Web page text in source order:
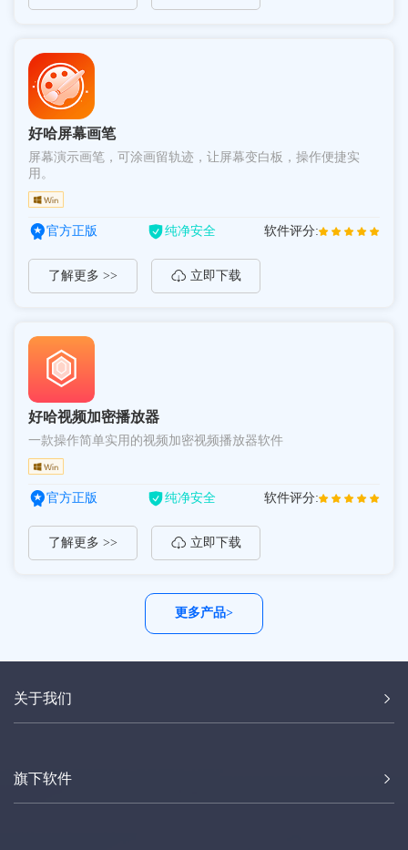
好哈屏幕画笔
屏幕演示画笔，可涂画留轨迹，让屏幕变白板，操作便捷实
用。
官方正版 纯净安全 软件评分:
了解更多 >> 立即下载
好哈视频加密播放器
一款操作简单实用的视频加密视频播放器软件
官方正版 纯净安全 软件评分:
了解更多 >> 立即下载
更多产品>
关于我们
旗下软件